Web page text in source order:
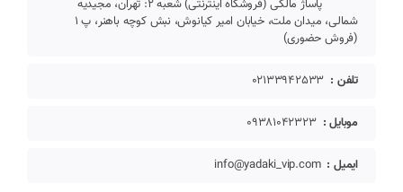
پاساژ مالکی (فروشگاه اینترنتی) شعبه 2: تهران، مجیدیه
شمالی، میدان ملت، خیابان امیر کیانوش، نبش کوچه باهنر، پ 1
(فروش حضوری)
تلفن : 02133942533
موبایل : 09381042323
ایمیل : info@yadaki_vip.com